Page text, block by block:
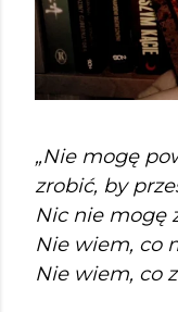
„Nie mogę
zrobić, by
Nic nie mogę
Nie wiem, co
Nie wiem, co